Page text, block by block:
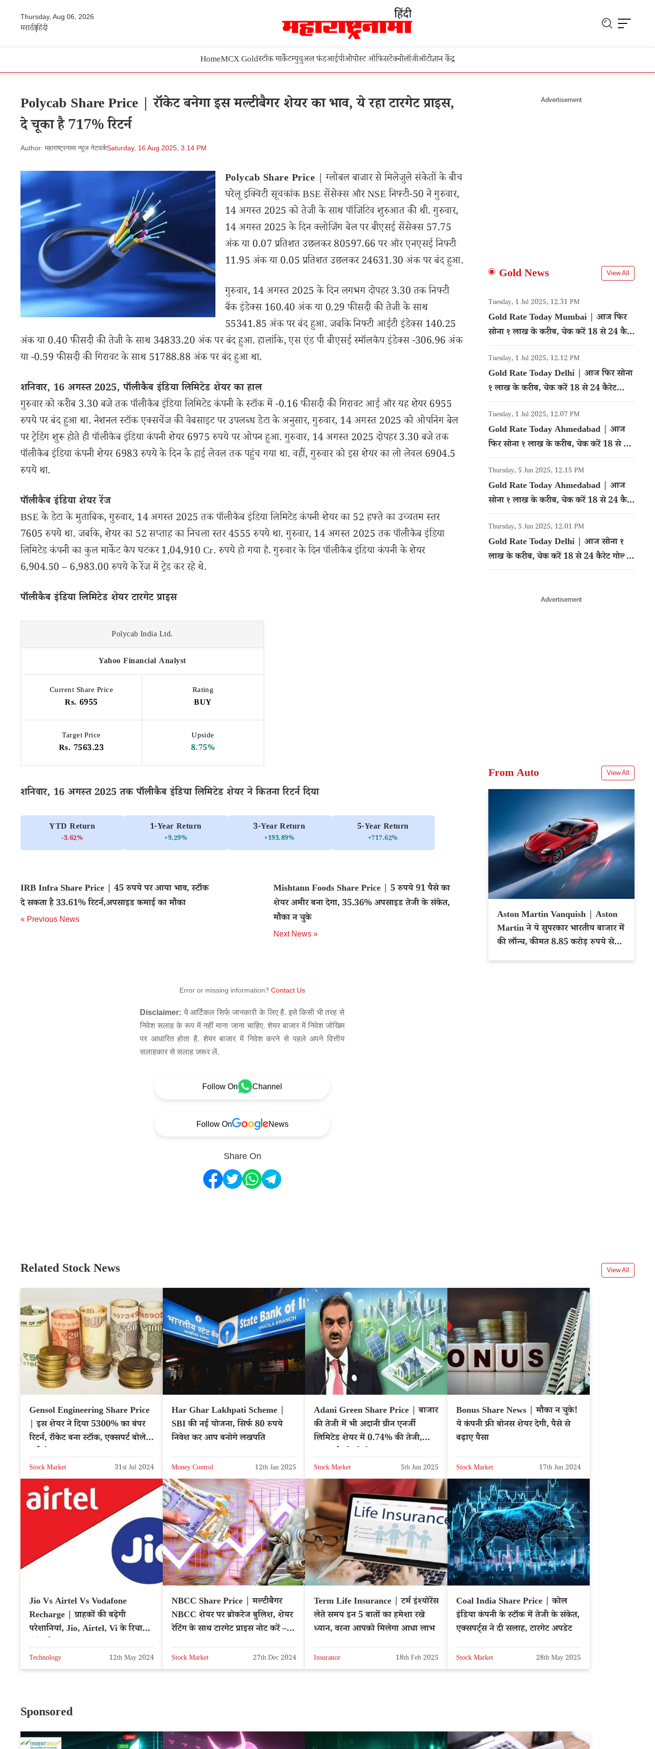
Thursday, Aug 06, 2026
मराठीहिंदी
HomeMCX Goldस्टॉक मार्केटम्युचुअल फंडआईपीओपोस्ट ऑफिसटेक्नोलॉजीऑटोज्ञान केंद्र
Polycab Share Price | रॉकेट बनेगा इस मल्टीबैगर शेयर का भाव, ये रहा टारगेट प्राइस,
दे चूका है 717% रिटर्न
Author: महाराष्ट्रनामा न्यूज नेटवर्कSaturday, 16 Aug 2025, 3.14 PM
Polycab Share Price | ग्लोबल बाजार से मिलेजुले संकेतों के बीच
घरेलू इक्विटी सूचकांक BSE सेंसेक्स और NSE निफ्टी-50 ने गुरुवार,
14 अगस्त 2025 को तेजी के साथ पॉजिटिव शुरुआत की थी. गुरुवार,
14 अगस्त 2025 के दिन क्लोजिंग बेल पर बीएसई सेंसेक्स 57.75
अंक या 0.07 प्रतिशत उछलकर 80597.66 पर और एनएसई निफ्टी
11.95 अंक या 0.05 प्रतिशत उछलकर 24631.30 अंक पर बंद हुआ.
गुरुवार, 14 अगस्त 2025 के दिन लगभग दोपहर 3.30 तक निफ्टी
बैंक इंडेक्स 160.40 अंक या 0.29 फीसदी की तेजी के साथ
55341.85 अंक पर बंद हुआ. जबकि निफ्टी आईटी इंडेक्स 140.25
अंक या 0.40 फीसदी की तेजी के साथ 34833.20 अंक पर बंद हुआ. हालांकि, एस एंड पी बीएसई स्मॉलकैप इंडेक्स -306.96 अंक
या -0.59 फीसदी की गिरावट के साथ 51788.88 अंक पर बंद हुआ था.
शनिवार, 16 अगस्त 2025, पॉलीकैब इंडिया लिमिटेड शेयर का हाल
गुरुवार को करीब 3.30 बजे तक पॉलीकैब इंडिया लिमिटेड कंपनी के स्टॉक में -0.16 फीसदी की गिरावट आई और यह शेयर 6955
रुपये पर बंद हुआ था. नेशनल स्टॉक एक्सचेंज की वेबसाइट पर उपलब्ध डेटा के अनुसार, गुरुवार, 14 अगस्त 2025 को ओपनिंग बेल
पर ट्रेडिंग शुरू होते ही पॉलीकैब इंडिया कंपनी शेयर 6975 रुपये पर ओपन हुआ. गुरुवार, 14 अगस्त 2025 दोपहर 3.30 बजे तक
पॉलीकैब इंडिया कंपनी शेयर 6983 रुपये के दिन के हाई लेवल तक पहुंच गया था. वहीं, गुरुवार को इस शेयर का लो लेवल 6904.5
रुपये था.
पॉलीकैब इंडिया शेयर रेंज
BSE के डेटा के मुताबिक, गुरुवार, 14 अगस्त 2025 तक पॉलीकैब इंडिया लिमिटेड कंपनी शेयर का 52 हफ्ते का उच्चतम स्तर
7605 रुपये था. जबकि, शेयर का 52 सप्ताह का निचला स्तर 4555 रुपये था. गुरुवार, 14 अगस्त 2025 तक पॉलीकैब इंडिया
लिमिटेड कंपनी का कुल मार्केट कैप घटकर 1,04,910 Cr. रुपये हो गया है. गुरुवार के दिन पॉलीकैब इंडिया कंपनी के शेयर
6,904.50 – 6,983.00 रुपये के रेंज में ट्रेड कर रहे थे.
पॉलीकैब इंडिया लिमिटेड शेयर टारगेट प्राइस
Polycab India Ltd.
Yahoo Financial Analyst
Current Share Price
Rs. 6955
Rating
BUY
Target Price
Rs. 7563.23
Upside
8.75%
शनिवार, 16 अगस्त 2025 तक पॉलीकैब इंडिया लिमिटेड शेयर ने कितना रिटर्न दिया
YTD Return
-3.62%
1-Year Return
+9.29%
3-Year Return
+193.89%
5-Year Return
+717.62%
IRB Infra Share Price | 45 रुपये पर आया भाव, स्टॉक
दे सकता है 33.61% रिटर्न,अपसाइड कमाई का मौका
« Previous News
Mishtann Foods Share Price | 5 रुपये 91 पैसे का
शेयर अमीर बना देगा, 35.36% अपसाइड तेजी के संकेत,
मौका न चुके
Next News »
Error or missing information? Contact Us
Disclaimer: ये आर्टिकल सिर्फ जानकारी के लिए है. इसे किसी भी तरह से
निवेश सलाह के रूप में नहीं माना जाना चाहिए. शेयर बाजार में निवेश जोखिम
पर आधारित होता है. शेयर बाजार में निवेश करने से पहले अपने वित्तीय
सलाहकार से सलाह जरूर लें.
Follow On Channel
Follow On News
Share On
Gold News View All
Tuesday, 1 Jul 2025, 12.31 PM
Gold Rate Today Mumbai | आज फिर
सोना १ लाख के करीब, चेक करें 18 से 24 कैरेट
गोल्ड का रेट
Tuesday, 1 Jul 2025, 12.12 PM
Gold Rate Today Delhi | आज फिर सोना
१ लाख के करीब, चेक करें 18 से 24 कैरेट
गोल्ड का रेट
Tuesday, 1 Jul 2025, 12.07 PM
Gold Rate Today Ahmedabad | आज
फिर सोना १ लाख के करीब, चेक करें 18 से 24
कैरेट गोल्ड का रेट
Thursday, 5 Jun 2025, 12.15 PM
Gold Rate Today Ahmedabad | आज
सोना १ लाख के करीब, चेक करें 18 से 24 कैरेट
गोल्ड का रेट
Thursday, 5 Jun 2025, 12.01 PM
Gold Rate Today Delhi | आज सोना १
लाख के करीब, चेक करें 18 से 24 कैरेट गोल्ड
का रेट
From Auto View All
Aston Martin Vanquish | Aston
Martin ने ये सुपरकार भारतीय बाजार में
की लॉन्च, कीमत 8.85 करोड़ रुपये से
Related Stock News View All
Gensol Engineering Share Price
| इस शेयर ने दिया 5300% का बंपर
रिटर्न, रॉकेट बना स्टॉक, एक्सपर्ट बोले-
Stock Market 31st Jul 2024
Har Ghar Lakhpati Scheme |
SBI की नई योजना, सिर्फ 80 रुपये
निवेश कर आप बनोगे लखपति
Money Control 12th Jan 2025
Adani Green Share Price | बाजार
की तेजी में भी अदानी ग्रीन एनर्जी
लिमिटेड शेयर में 0.74% की तेजी,
Stock Market 5th Jun 2025
Bonus Share News | मौका न चुके!
ये कंपनी फ्री बोनस शेयर देगी, पैसे से
बढ़ाए पैसा
Stock Market 17th Jun 2024
Jio Vs Airtel Vs Vodafone
Recharge | ग्राहकों की बढ़ेगी
परेशानियां, Jio, Airtel, Vi के रिचार्ज
Technology 12th May 2024
NBCC Share Price | मल्टीबैगर
NBCC शेयर पर ब्रोकरेज बुलिश, शेयर
रेटिंग के साथ टारगेट प्राइस नोट करें –
Stock Market 27th Dec 2024
Term Life Insurance | टर्म इंश्योरेंस
लेते समय इन 5 बातों का हमेशा रखे
ध्यान, वरना आपको मिलेगा आधा लाभ
Insurance 18th Feb 2025
Coal India Share Price | कोल
इंडिया कंपनी के स्टॉक में तेजी के संकेत,
एक्सपर्ट्स ने दी सलाह, टारगेट अपडेट
Stock Market 28th May 2025
Sponsored